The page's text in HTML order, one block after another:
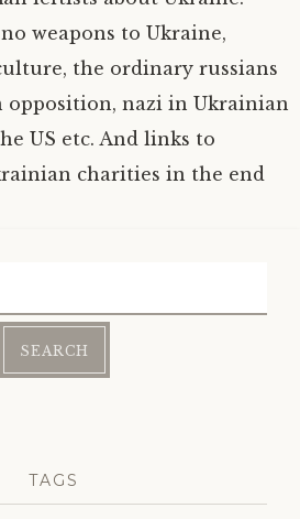
weapons to Ukraine,
the ordinary russians
opposition, nazi in Ukrainian
US etc. And links to
charities in the end
TAGS